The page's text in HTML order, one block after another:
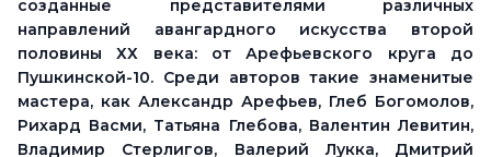
созданные представителями различных
направлений авангардного искусства второй
половины ХХ века: от Арефьевского круга до
Пушкинской-10. Среди авторов такие знаменитые
мастера, как Александр Арефьев, Глеб Богомолов,
Рихард Васми, Татьяна Глебова, Валентин Левитин,
Владимир Стерлигов, Валерий Лукка, Дмитрий